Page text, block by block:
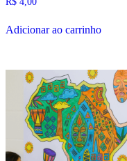
Adicionar ao carrinho